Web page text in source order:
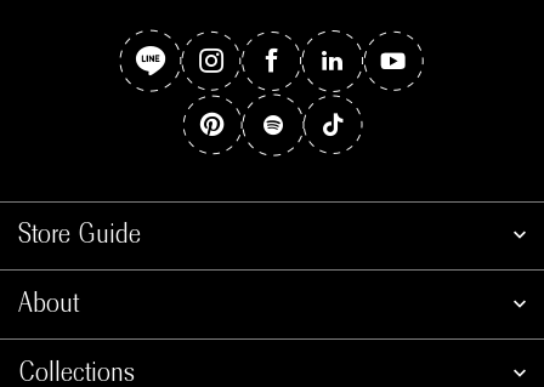
Store Guide
About
Collections